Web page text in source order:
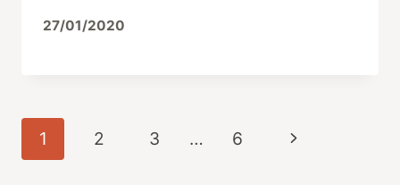
27/01/2020
Page
1 2 3 … 6
Next